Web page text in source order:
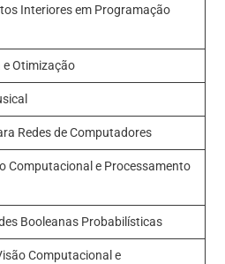
Interiores em Programação
e Otimização
Redes de Computadores
Computacional e Processamento
Booleanas Probabilísticas
Computacional e